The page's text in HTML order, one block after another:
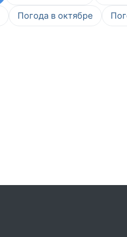
Погода в октябре